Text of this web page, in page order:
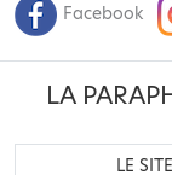
Facebook
LA
LE